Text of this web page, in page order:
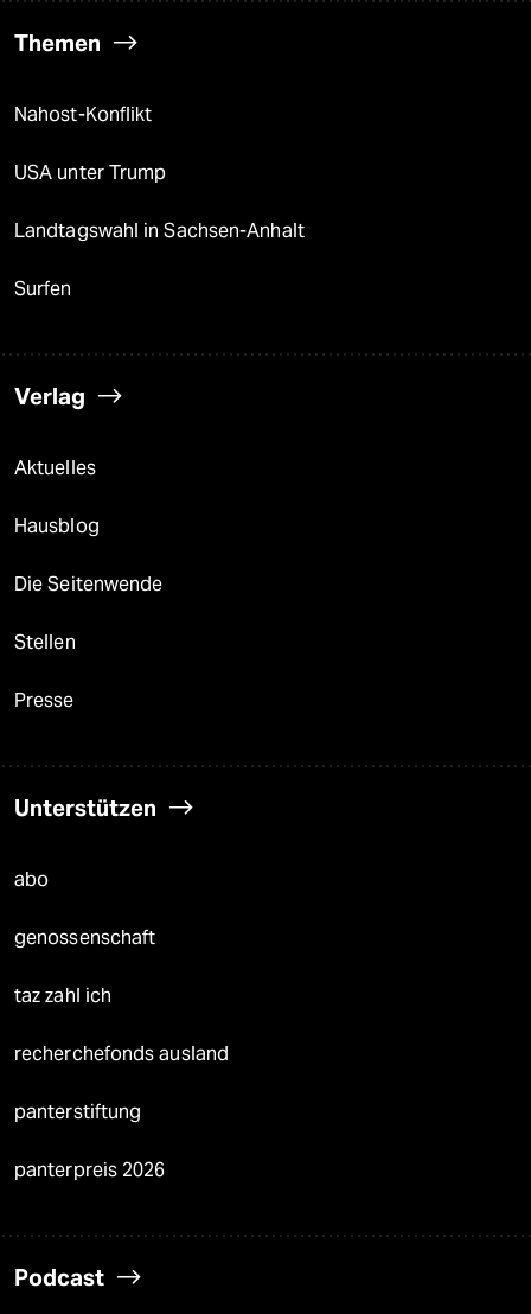
Themen
Nahost-Konflikt
USA unter Trump
Landtagswahl in Sachsen-Anhalt
Surfen
Verlag
Aktuelles
Hausblog
Die Seitenwende
Stellen
Presse
Unterstützen
abo
genossenschaft
taz zahl ich
recherchefonds ausland
panterstiftung
panterpreis 2026
Podcast